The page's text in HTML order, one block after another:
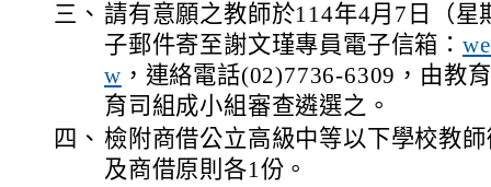
三、 請有意願之教師於114年4月7日（星
子郵件寄至謝文瑾專員電子信箱：
w ，連絡電話(02)7736-6309，由教
育司組成小組審查遴選之。
四、 檢附商借公立高級中等以下學校教
及商借原則各1份。